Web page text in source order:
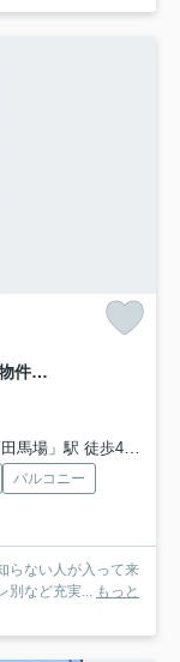
スカイコートヴァンテアン早稲田【おとり物件なし】#学生・社会人にオススメ！初期費用分割払いOK！
馬場」駅 徒歩4分
バルコニー
らない人が入って来
別など充実...
もっと